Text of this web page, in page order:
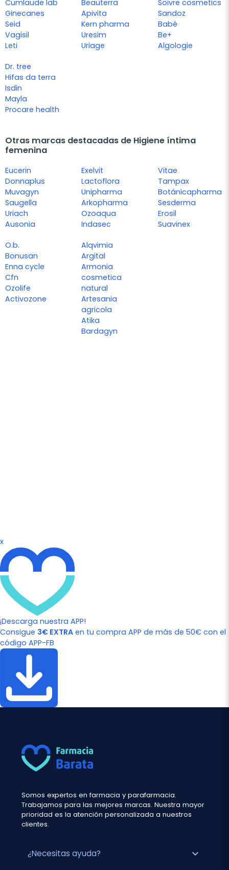
Cumlaude lab
Ginecanes
Seid
Vagisil
Leti
Beauterra
Apivita
Kern pharma
Uresim
Uriage
Soivre cosmetics
Sandoz
Babé
Be+
Algologie
Dr. tree
Hifas da terra
Isdin
Mayla
Procare health
Otras marcas destacadas de Higiene íntima
femenina
Eucerin
Donnaplus
Muvagyn
Saugella
Uriach
Ausonia
Exelvit
Lactoflora
Unipharma
Arkopharma
Ozoaqua
Indasec
Vitae
Tampax
Botánicapharma
Sesderma
Erosil
Suavinex
O.b.
Bonusan
Enna cycle
Cfn
Ozolife
Activozone
Alqvimia
Argital
Armonia
cosmetica
natural
Artesania
agricola
Atika
Bardagyn
x
¡Descarga nuestra APP!
Consigue 3€ EXTRA en tu compra APP de más de 50€ con el
código APP-FB
Somos expertos en farmacia y parafarmacia.
Trabajamos para las mejores marcas. Nuestra mayor
prioridad es la atención personalizada a nuestros
clientes.
¿Necesitas ayuda? expand_more